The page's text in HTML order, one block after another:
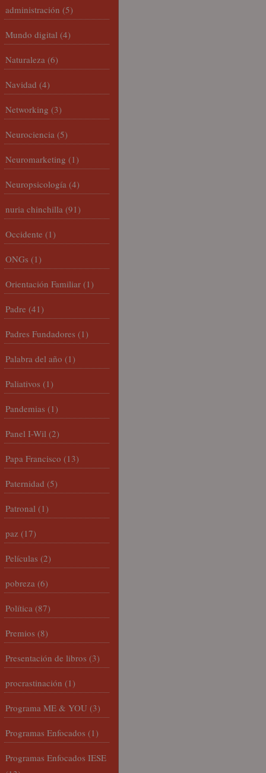
administración (5)
Mundo digital (4)
Naturaleza (6)
Navidad (4)
Networking (3)
Neurociencia (5)
Neuromarketing (1)
Neuropsicología (4)
nuria chinchilla (91)
Occidente (1)
ONGs (1)
Orientación Familiar (1)
Padre (41)
Padres Fundadores (1)
Palabra del año (1)
Paliativos (1)
Pandemias (1)
Panel I-Wil (2)
Papa Francisco (13)
Paternidad (5)
Patronal (1)
paz (17)
Películas (2)
pobreza (6)
Política (87)
Premios (8)
Presentación de libros (3)
procrastinación (1)
Programa ME & YOU (3)
Programas Enfocados (1)
Programas Enfocados IESE